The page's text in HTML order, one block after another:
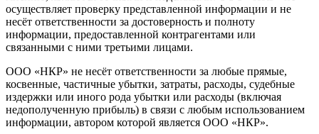
осуществляет проверку представленной информации и не
несёт ответственности за достоверность и полноту
информации, предоставленной контрагентами или
связанными с ними третьими лицами.
ООО «НКР» не несёт ответственности за любые прямые,
косвенные, частичные убытки, затраты, расходы, судебные
издержки или иного рода убытки или расходы (включая
недополученную прибыль) в связи с любым использованием
информации, автором которой является ООО «НКР».